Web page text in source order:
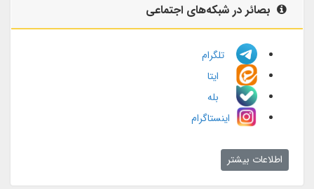
بصائر در شبکه‌های اجتماعی
تلگرام
ایتا
بله
اینستاگرام
اطلاعات بیشتر